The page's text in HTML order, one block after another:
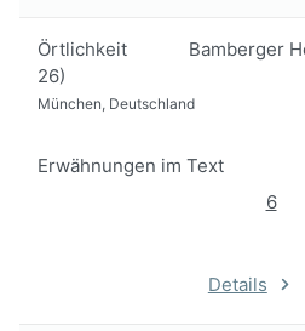
Örtlichkeit
Bamberger
26)
München, Deutschland
Erwähnungen im Text
6
Details